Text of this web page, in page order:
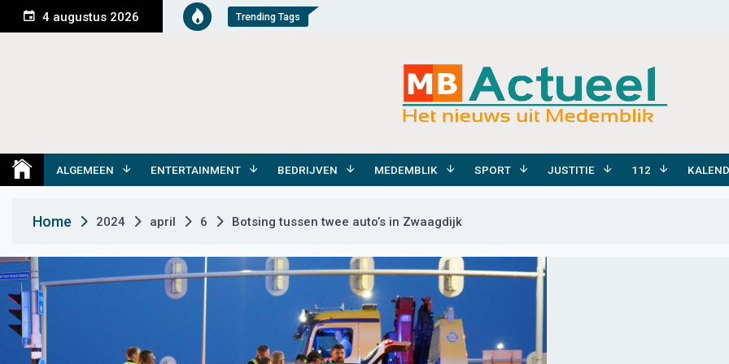
n
e
4 augustus 2026 Trending Tags
Medemblik Actueel
ALGEMEEN ENTERTAINMENT BEDRIJVEN MEDEMBLIK SPORT JUSTITIE 112
Home 2024 april 6 Botsing tussen twee auto’s in Zwaagdijk